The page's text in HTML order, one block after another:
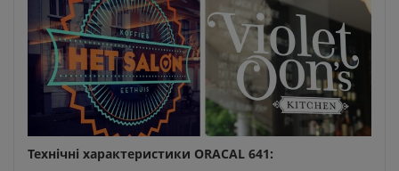
Технічні характеристики ORACAL 641: